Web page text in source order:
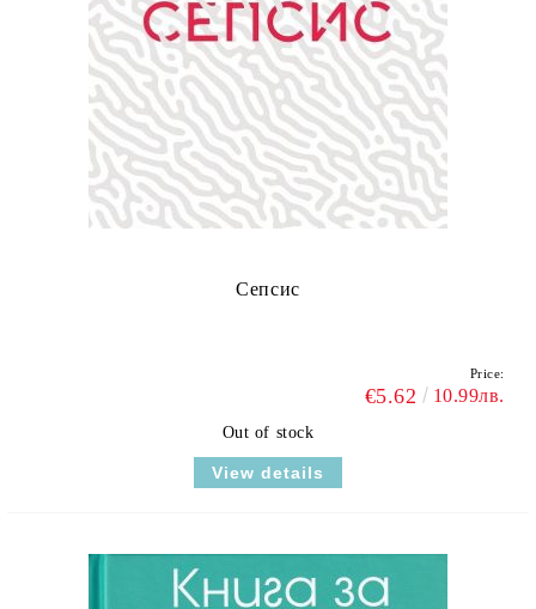
Сепсис
Price:
€5.62 10.99лв.
Out of stock
View details